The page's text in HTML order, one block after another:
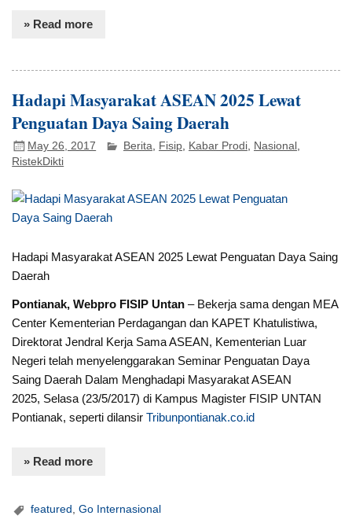
» Read more
Hadapi Masyarakat ASEAN 2025 Lewat
Penguatan Daya Saing Daerah
May 26, 2017 Berita, Fisip, Kabar Prodi, Nasional ,
RistekDikti
Hadapi Masyarakat ASEAN 2025 Lewat Penguatan Daya Saing
Daerah
Pontianak, Webpro FISIP Untan – Bekerja sama dengan MEA
Center Kementerian Perdagangan dan KAPET Khatulistiwa,
Direktorat Jendral Kerja Sama ASEAN, Kementerian Luar
Negeri telah menyelenggarakan Seminar Penguatan Daya
Saing Daerah Dalam Menghadapi Masyarakat ASEAN
2025, Selasa (23/5/2017) di Kampus Magister FISIP UNTAN
Pontianak, seperti dilansirTribunpontianak.co.id
» Read more
featured ,Go Internasional